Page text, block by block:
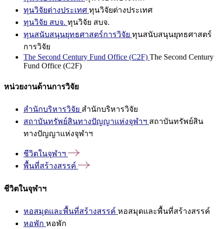
ทุนวิจัยต่างประเทศ ทุนวิจัยต่างประเทศ
ทุนวิจัย สบจ. ทุนวิจัย สบจ.
ทุนสนับสนุนยุทธศาสตร์การวิจัย ทุนสนับสนุนยุทธศาสตร์
การวิจัย
The Second Century Fund Office (C2F) The Second Century
Fund Office (C2F)
หน่วยงานด้านการวิจัย
สำนักบริหารวิจัย สำนักบริหารวิจัย
สถาบันทรัพย์สินทางปัญญาแห่งจุฬาฯ สถาบันทรัพย์สิน
ทางปัญญาแห่งจุฬาฯ
ชีวิตในจุฬาฯ
พื้นที่สร้างสรรค์
ชีวิตในจุฬาฯ
หอสมุดและพื้นที่สร้างสรรค์ หอสมุดและพื้นที่สร้างสรรค์
หอพัก หอพัก